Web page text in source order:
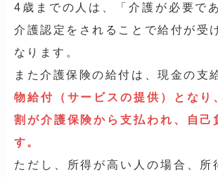
4歳までの人は、「介護が必要で
介護認定をされることで給付が受
なります。
また介護保険の給付は、現金の支
物給付（サービスの提供）となり
割が介護保険から支払われ、自己
す。
ただし、所得が高い人の場合、所